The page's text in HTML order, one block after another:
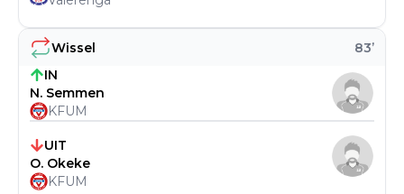
Wissel 83’
IN
N. Semmen
KFUM
UIT
O. Okeke
KFUM